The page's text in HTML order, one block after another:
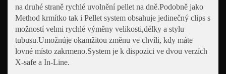
na druhé straně rychlé uvolnění pellet na dně.Podobně jako
Method krmítko tak i Pellet system obsahuje jedinečný clips s
možností velmi rychlé výměny velikosti,délky a stylu
tubusu.Umožnúje okamžitou změnu ve chvíli, kdy máte
lovné místo zakrmeno.System je k dispozici ve dvou verzích
X-safe a In-Line.